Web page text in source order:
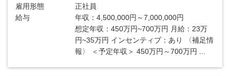
雇用形態
正社員
給与
年収：4,500,000円～7,000,000円
想定年収：450万円~700万円 月給：23万
円~35万円 インセンティブ：あり 〈補足情
報〉 ＜予定年収＞ 450万円～700万円 ...